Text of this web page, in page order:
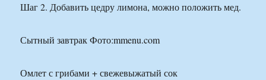
Шаг 2. Добавить цедру лимона, можно положить мед.
Сытный завтрак Фото:mmenu.com
Омлет с грибами + свежевыжатый сок